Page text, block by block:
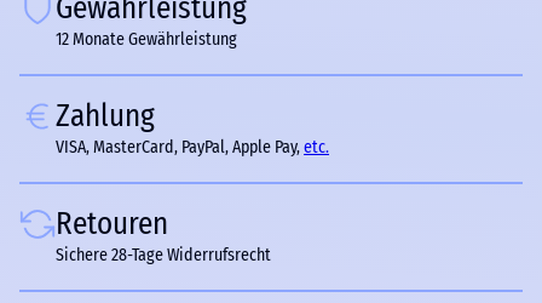
Gewährleistung
12 Monate Gewährleistung
Zahlung
VISA, MasterCard, PayPal, Apple Pay,etc.
Retouren
Sichere 28-Tage Widerrufsrecht